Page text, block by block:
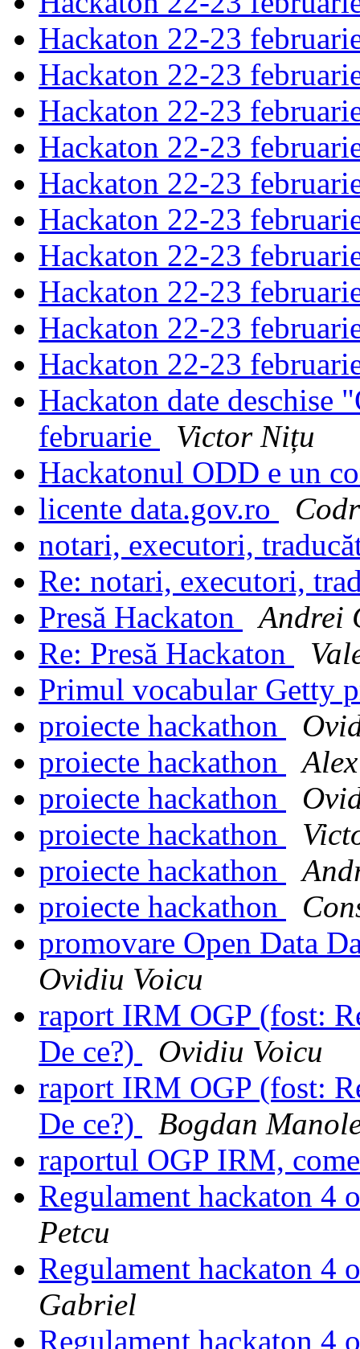
Hackaton 22-23
Hackaton 22-23
Hackaton 22-23
Hackaton 22-23
Hackaton 22-23
Hackaton 22-23
Hackaton 22-23
Hackaton 22-23
Hackaton 22-23
Hackaton 22-23
Hackaton date deschise
februarie
Victor Nițu
Hackatonul ODD e un
licente data.gov.ro
notari, executori,
Re: notari, executori,
Presă Hackaton
Andrei
Re: Presă Hackaton
Primul vocabular Getty
proiecte hackathon
proiecte hackathon
proiecte hackathon
proiecte hackathon
proiecte hackathon
proiecte hackathon
promovare Open Data
Ovidiu Voicu
raport IRM OGP (fost:
De ce?)
Ovidiu Voicu
raport IRM OGP (fost:
De ce?)
Bogdan
raportul OGP IRM,
Regulament hackaton 4
Petcu
Regulament hackaton 4
Gabriel
Regulament hackaton 4